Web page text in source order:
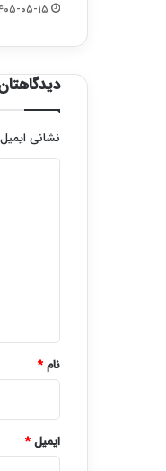
۱۴۰۵-۰۵-
نشانی
نام*
ایمیل*